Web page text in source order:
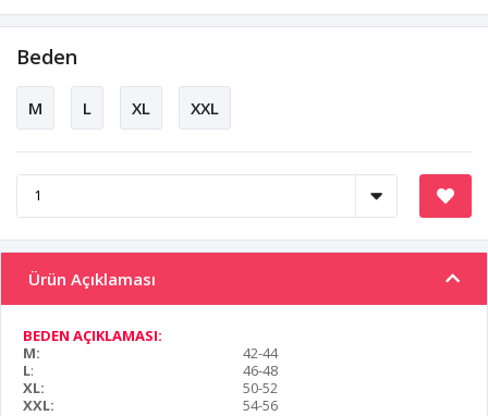
Beden
M L XL XXL
Ürün Açıklaması
BEDEN AÇIKLAMASI:
M:
42-44
L:
46-48
XL:
50-52
XXL:
54-56